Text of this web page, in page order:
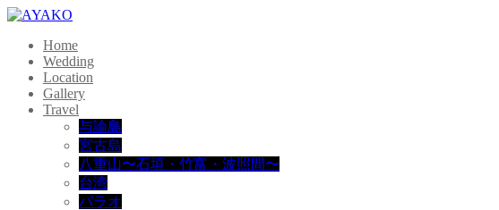
Home
Wedding
Location
Gallery
Travel
与論島
宮古島
八重山〜石垣・竹富・波照間〜
台湾
パラオ